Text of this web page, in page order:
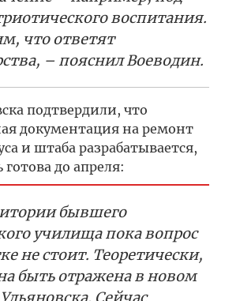
воспитания.
что ответят
– пояснил Воеводин.
подтвердили, что
документация на ремонт
и штаба разрабатывается,
до апреля:
бывшего
училища пока вопрос
не стоит. Теоретически,
быть отражена в новом
Сейчас